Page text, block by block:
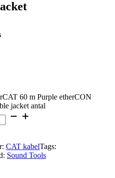
60 m Purple etherCON
jacket antal
CAT kabelTags:
Sound Tools